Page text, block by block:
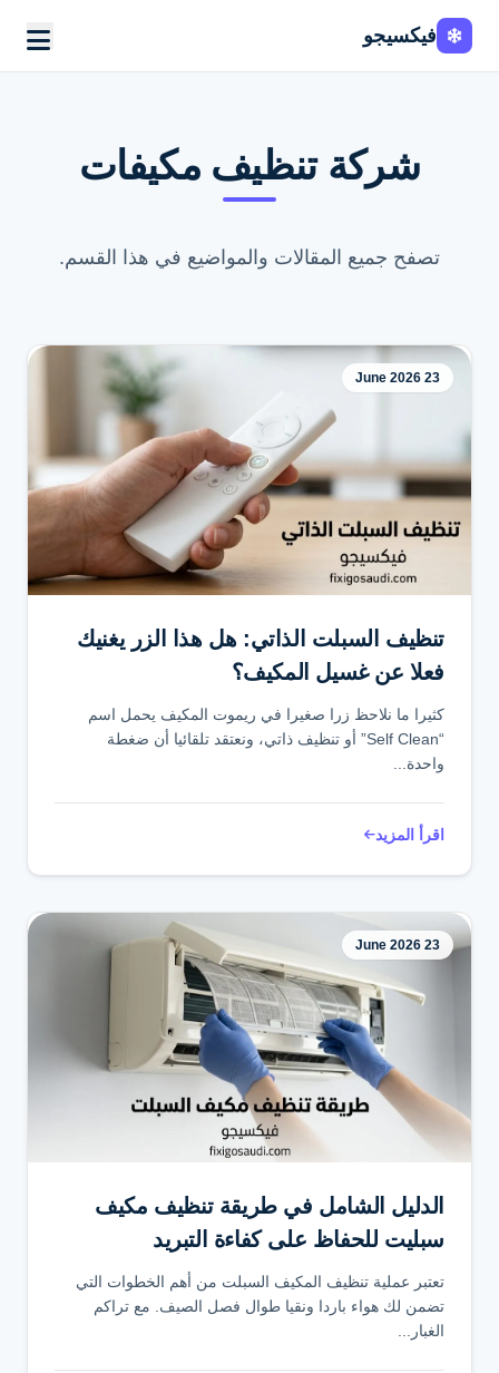
فيكسيجو
اطلب الخدمة
تواصل عبر واتساب
شركة تنظيف مكيفات
تصفح جميع المقالات والمواضيع في هذا القسم.
23 June 2026
تنظيف السبلت الذاتي: هل هذا الزر يغنيك
فعلا عن غسيل المكيف؟
كثيرا ما نلاحظ زرا صغيرا في ريموت المكيف يحمل اسم
“Self Clean” أو تنظيف ذاتي، ونعتقد تلقائيا أن ضغطة
واحدة...
اقرأ المزيد
23 June 2026
الدليل الشامل في طريقة تنظيف مكيف
سبليت للحفاظ على كفاءة التبريد
تعتبر عملية تنظيف المكيف السبلت من أهم الخطوات التي
تضمن لك هواء باردا ونقيا طوال فصل الصيف. مع تراكم
الغبار...